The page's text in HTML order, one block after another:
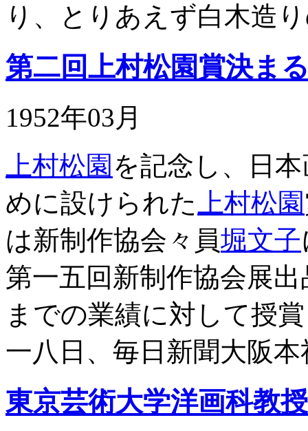
り、とりあえず白木造
第二回上村松園賞決ま
1952年03月
上村松園 を記念し、日
めに設けられた
上村松園
は新制作協会々員堀文子
第一五回新制作協会展
までの業績に対して授
一八日、毎日新聞大阪
東京芸術大学洋画科教